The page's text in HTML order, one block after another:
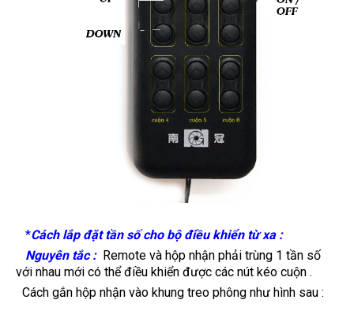
*Cách lắp đặt tần số cho bộ điều khiển từ xa :
Nguyên tắc : Remote và hộp nhận phải trùng 1 tần số
với nhau mới có thể điều khiển được các nút kéo cuộn .
Cách gắn hộp nhận vào khung treo phông như hình sau :